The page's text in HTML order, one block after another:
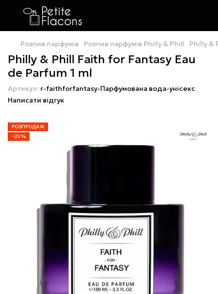
Розпив парфумів Розпив парфумів Philly & Phill Philly &
Philly & Phill Faith for Fantasy Eau
de Parfum 1 ml
Артикул: r-faithforfantasy-Парфумована вода-унісекс
Написати відгук
РОЗПРОДАЖ
−25%